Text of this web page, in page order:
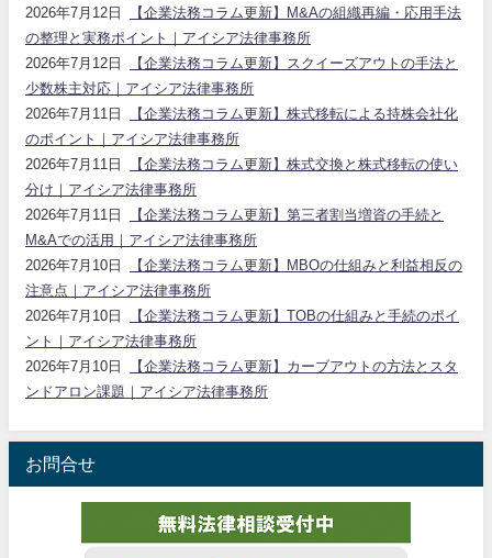
2026年7月12日
【企業法務コラム更新】M&Aの組織再編・応用手法
の整理と実務ポイント｜アイシア法律事務所
2026年7月12日
【企業法務コラム更新】スクイーズアウトの手法と
少数株主対応｜アイシア法律事務所
2026年7月11日
【企業法務コラム更新】株式移転による持株会社化
のポイント｜アイシア法律事務所
2026年7月11日
【企業法務コラム更新】株式交換と株式移転の使い
分け｜アイシア法律事務所
2026年7月11日
【企業法務コラム更新】第三者割当増資の手続と
M&Aでの活用｜アイシア法律事務所
2026年7月10日
【企業法務コラム更新】MBOの仕組みと利益相反の
注意点｜アイシア法律事務所
2026年7月10日
【企業法務コラム更新】TOBの仕組みと手続のポイ
ント｜アイシア法律事務所
2026年7月10日
【企業法務コラム更新】カーブアウトの方法とスタ
ンドアロン課題｜アイシア法律事務所
お問合せ